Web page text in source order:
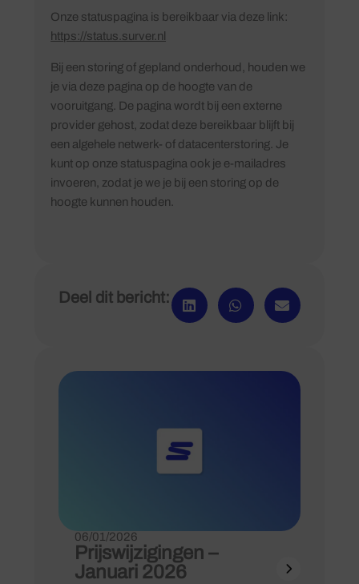
Onze statuspagina is bereikbaar via deze link:
https://status.surver.nl
Bij een storing of gepland onderhoud, houden we
je via deze pagina op de hoogte van de
vooruitgang. De pagina wordt bij een externe
provider gehost, zodat deze bereikbaar blijft bij
een algehele netwerk- of datacenterstoring. Je
kunt op onze statuspagina ook je e-mailadres
invoeren, zodat je we je bij een storing op de
hoogte kunnen houden.
Deel dit bericht:
06/01/2026
Prijswijzigingen –
Januari 2026